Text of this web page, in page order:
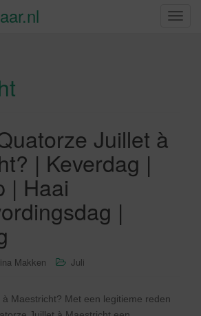
S
Juillet à
| Keverdag |
| Haai
|
Makken Juli
à Maestricht? Met een legitieme reden